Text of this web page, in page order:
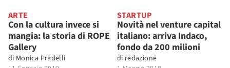
ARTE
Con la cultura invece si
mangia: la storia di ROPE
Gallery
di Monica Pradelli
STARTUP
Novità nel venture capital
italiano: arriva Indaco,
fondo da 200 milioni
di redazione